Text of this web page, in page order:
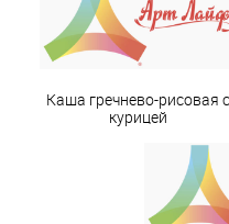
Каша гречнево-рисовая с
курицей